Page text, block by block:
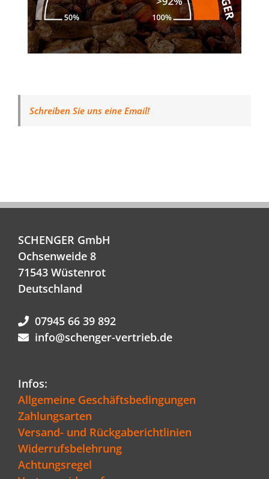
Schreiben Sie uns eine Email!
SCHENGER GmbH
Ochsenweide 8
71543 Wüstenrot
Deutschland
07945 66 39 892
info@schenger-vertrieb.de
Infos:
Allgemeine Geschäftsbedingungen
Zahlungsarten
Versand- und Rückgaberichtlinien
Widerrufsbelehrung
Achtungsregel